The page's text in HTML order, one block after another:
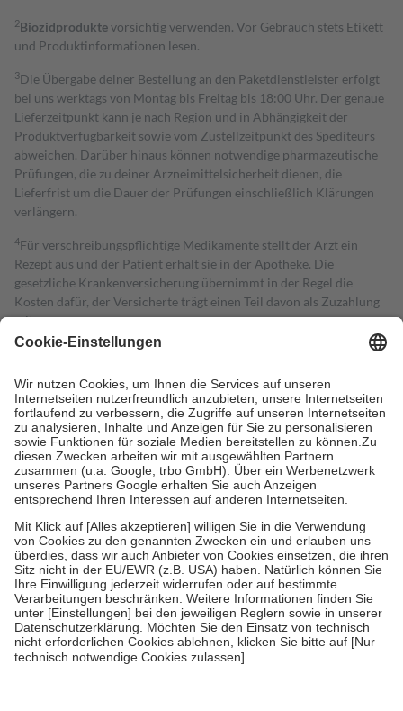
2Biozidproduktevorsichtig verwenden. Vor Gebrauch stets Etikett
und Produktinformationen lesen.
3Die Übergabe deiner Bestellung an den Paketdienstleister erfolgt
bei uns werktags von Montag bis Freitag bis 18:00 Uhr. Der genaue
Lieferzeitpunkt kann je nach Region und in Abhängigkeit der
Produktverfügbarkeit sowie vom Zustellzeitpunkt des Spediteurs
abweichen. Darüber hinaus können notwendige pharmazeutische
Prüfungen, die zu deiner Arzneimittelsicherheit dienen, die
Lieferfrist um die Dauer der Prüfungen einschließlich Klärungen
verlängern.
4Für verschreibungspflichtige Medikamente stellt der Arzt ein
Rezept aus und der Patient erhält sie in der Apotheke. Die
gesetzliche Krankenversicherung übernimmt in der Regel die
Kosten dafür, der Versicherte trägt einen Teil davon als Zuzahlung
mit.
Grundsätzlich leisten Mitglieder Zuzahlungen in Höhe von zehn
höchstens zehn Euro.
Es sind jedoch nie mehr als die tatsächlichen
Kosten der Leistung zu entrichten.
Diese Regeln gelten grundsätzlich auch für Online-Apotheken.
Bei Heilmitteln und häuslicher Krankenpflege beträgt die
Zuzahlung zehn Prozent der Kosten sowie zehn Euro je
Verordnung.
Um das Engagement der Versicherten für ihre eigene Gesundheit zu
stärken und die besondere Stellung der Familie zu unterstützen,
fallenkeine Zuzahlungenan bei:
• Kindern und Jugendlichen bis zum vollendeten 18. Lebensjahr
mit Ausnahme der Fahrkosten
• Untersuchungen zur Vorsorge und Früherkennung, die von der
GKV getragen werden
• empfohlenen Schutzimpfungen
• Harn- und Blutteststreifen